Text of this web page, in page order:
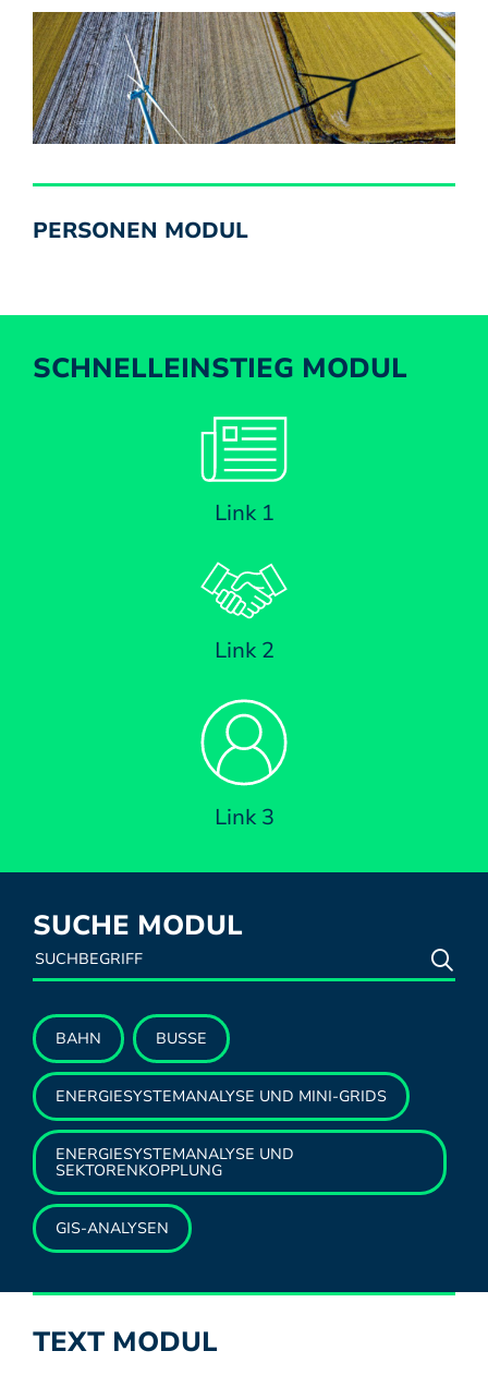
PERSONEN MODUL
SCHNELLEINSTIEG MODUL
Link 1
Link 2
Link 3
SUCHE MODUL
BAHN BUSSE
ENERGIESYSTEMANALYSE UND MINI-GRIDS
ENERGIESYSTEMANALYSE UND
SEKTORENKOPPLUNG
GIS-ANALYSEN
TEXT MODUL